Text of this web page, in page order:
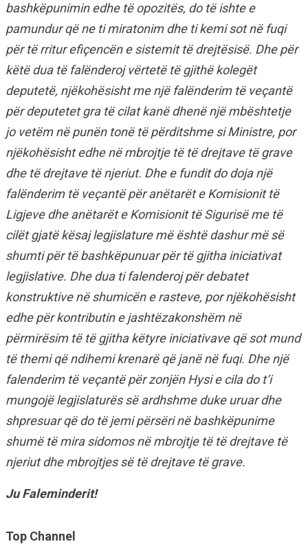
bashkëpunimin edhe të opozitës, do të ishte e
pamundur që ne ti miratonim dhe ti kemi sot në fuqi
për të rritur efiçencën e sistemit të drejtësisë. Dhe për
këtë dua të falënderoj vërtetë të gjithë kolegët
deputetë, njëkohësisht me një falënderim të veçantë
për deputetet gra të cilat kanë dhenë një mbështetje
jo vetëm në punën tonë të përditshme si Ministre, por
njëkohësisht edhe në mbrojtje të të drejtave të grave
dhe të drejtave të njeriut. Dhe e fundit do doja një
falënderim të veçantë për anëtarët e Komisionit të
Ligjeve dhe anëtarët e Komisionit të Sigurisë me të
cilët gjatë kësaj legjislature më është dashur më së
shumti për të bashkëpunuar për të gjitha iniciativat
legjislative. Dhe dua ti falenderoj për debatet
konstruktive në shumicën e rasteve, por njëkohësisht
edhe për kontributin e jashtëzakonshëm në
përmirësim të të gjitha këtyre iniciativave që sot mund
të themi që ndihemi krenarë që janë në fuqi. Dhe një
falenderim të veçantë për zonjën Hysi e cila do t‘i
mungojë legjislaturës së ardhshme duke uruar dhe
shpresuar që do të jemi përsëri në bashkëpunime
shumë të mira sidomos në mbrojtje të të drejtave të
njeriut dhe mbrojtjes së të drejtave të grave.
Ju Faleminderit!
Top Channel